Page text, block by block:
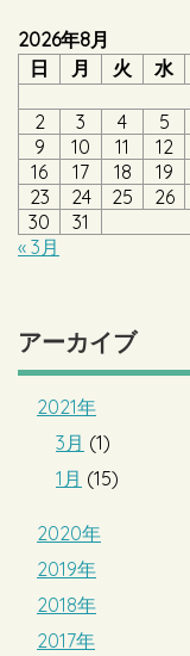
2026年8月
日
月 火 水
2
3 4 5
9
10 11 12
16
17 18 19
23
24 25 26
30
31
« 3月
アーカイブ
2021年
3月 (1)
1月 (15)
2020年
2019年
2018年
2017年